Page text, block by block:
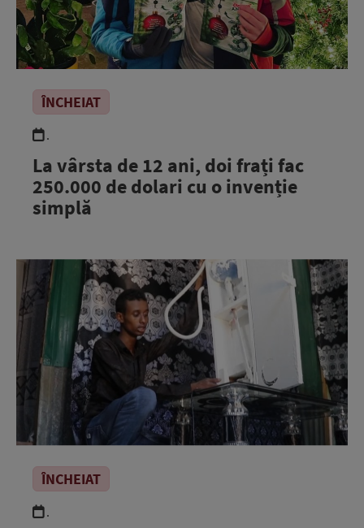
ÎNCHEIAT
.
La vârsta de 12 ani, doi frați fac
250.000 de dolari cu o invenție
simplă
ÎNCHEIAT
.